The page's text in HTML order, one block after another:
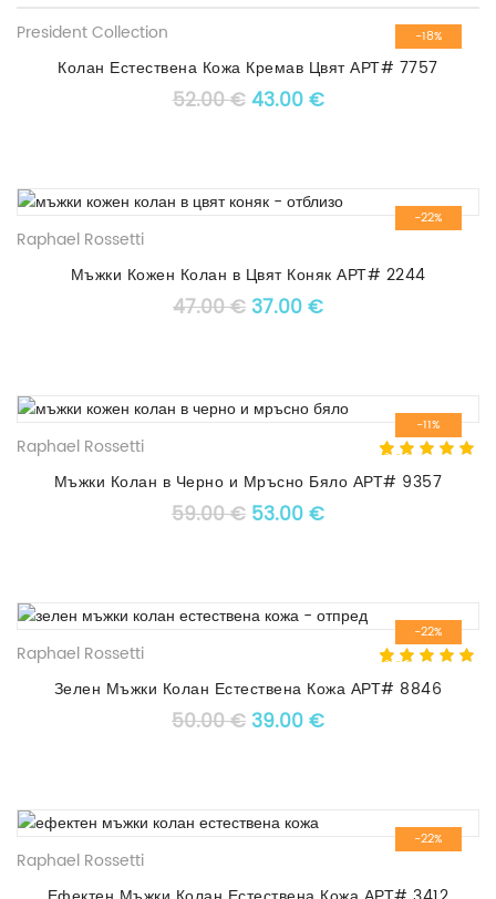
-18%
President Collection
Колан Естествена Кожа Кремав Цвят АРТ# 7757
52.00€Original price was: 52.00
43.00€Текущата цена е:
-22%
Raphael Rossetti
Мъжки Кожен Колан в Цвят Коняк АРТ# 2244
47.00€ Original price was: 47.00
37.00€Текущата цена е:
-11%
Raphael Rossetti
5.00 out of
5
based on
1
Мъжки Колан в Черно и Мръсно Бяло АРТ# 9357
59.00€ Original price was: 59.00
53.00€Текущата цена е:
-22%
Raphael Rossetti
5.00 out of
5
based on
1
Зелен Мъжки Колан Естествена Кожа АРТ# 8846
50.00€ Original price was: 50.00
39.00€Текущата цена е:
-22%
Raphael Rossetti